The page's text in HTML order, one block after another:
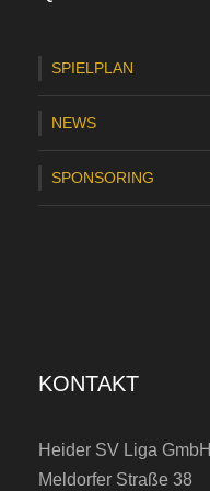
r
a
n
e
m
SPIELPLAN
NEWS
SPONSORING
KONTAKT
Heider SV Liga GmbH
Meldorfer Straße 38